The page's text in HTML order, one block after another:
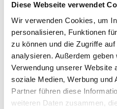
Diese Webseite verwendet
Wir verwenden Cookies, um
personalisieren, Funktionen
zu können und die Zugriffe
analysieren. Außerdem
Verwendung unserer Website
soziale Medien, Werbung und
Partner führen diese
weiteren Daten zusammen,
Die
aus der